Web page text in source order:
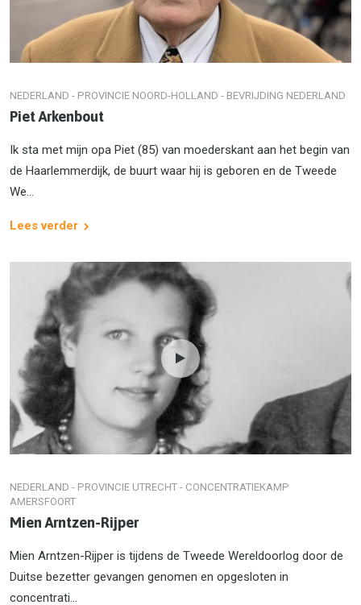
NEDERLAND - PROVINCIE NOORD-HOLLAND - BEVRIJDING NEDERLAND
Piet Arkenbout
Ik sta met mijn opa Piet (85) van moederskant aan het begin van
de Haarlemmerdijk, de buurt waar hij is geboren en de Tweede
We...
Lees verder
NEDERLAND - PROVINCIE UTRECHT - CONCENTRATIEKAMP
AMERSFOORT
Mien Arntzen-Rijper
Mien Arntzen-Rijper is tijdens de Tweede Wereld­oorlog door de
Duitse bezet­ter gevan­gen genomen en opge­sloten in
concentrati...